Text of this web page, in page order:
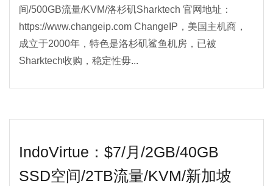
间/500GB流量/KVM/洛杉矶Sharktech 官网地址：
https://www.changeip.com ChangeIP，美国主机商，
成立于2000年，特色是洛杉矶鲨鱼机房，已被
Sharktech收购，稳定性毋...
IndoVirtue：$7/月/2GB/40GB
SSD空间/2TB流量/KVM/新加坡